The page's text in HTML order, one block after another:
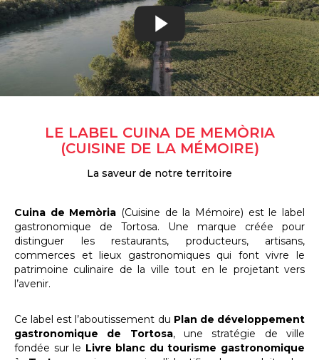
LE LABEL CUINA DE MEMÒRIA
(CUISINE DE LA MÉMOIRE)
La saveur de notre territoire
Cuina de Memòria (Cuisine de la Mémoire) est le label
gastronomique de Tortosa. Une marque créée pour
distinguer les restaurants, producteurs, artisans,
commerces et lieux gastronomiques qui font vivre le
patrimoine culinaire de la ville tout en le projetant vers
l’avenir.
Ce label est l’aboutissement du Plan de développement
gastronomique de Tortosa, une stratégie de ville
fondée sur le Livre blanc du tourisme gastronomique